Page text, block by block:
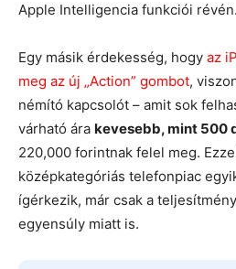
Apple Intelligencia funkciói révén.
Egy másik érdekesség, hogy az
meg az új „Action” gombot,
némító kapcsolót – amit sok
várható ára kevesebb, mint 500
220,000 forintnak felel meg.
középkategóriás telefonpiac
ígérkezik, már csak a
egyensúly miatt is.